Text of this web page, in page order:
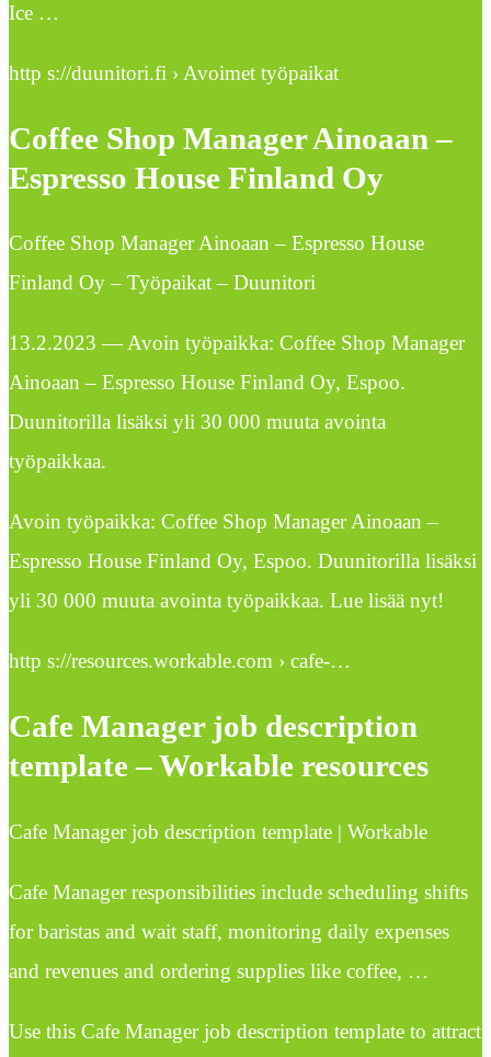
Ice …
http s://duunitori.fi › Avoimet työpaikat
Coffee Shop Manager Ainoaan –
Espresso House Finland Oy
Coffee Shop Manager Ainoaan – Espresso House
Finland Oy – Työpaikat – Duunitori
13.2.2023 — Avoin työpaikka: Coffee Shop Manager
Ainoaan – Espresso House Finland Oy, Espoo.
Duunitorilla lisäksi yli 30 000 muuta avointa
työpaikkaa.
Avoin työpaikka: Coffee Shop Manager Ainoaan –
Espresso House Finland Oy, Espoo. Duunitorilla lisäksi
yli 30 000 muuta avointa työpaikkaa. Lue lisää nyt!
http s://resources.workable.com › cafe-…
Cafe Manager job description
template – Workable resources
Cafe Manager job description template | Workable
Cafe Manager responsibilities include scheduling shifts
for baristas and wait staff, monitoring daily expenses
and revenues and ordering supplies like coffee, …
Use this Cafe Manager job description template to attract